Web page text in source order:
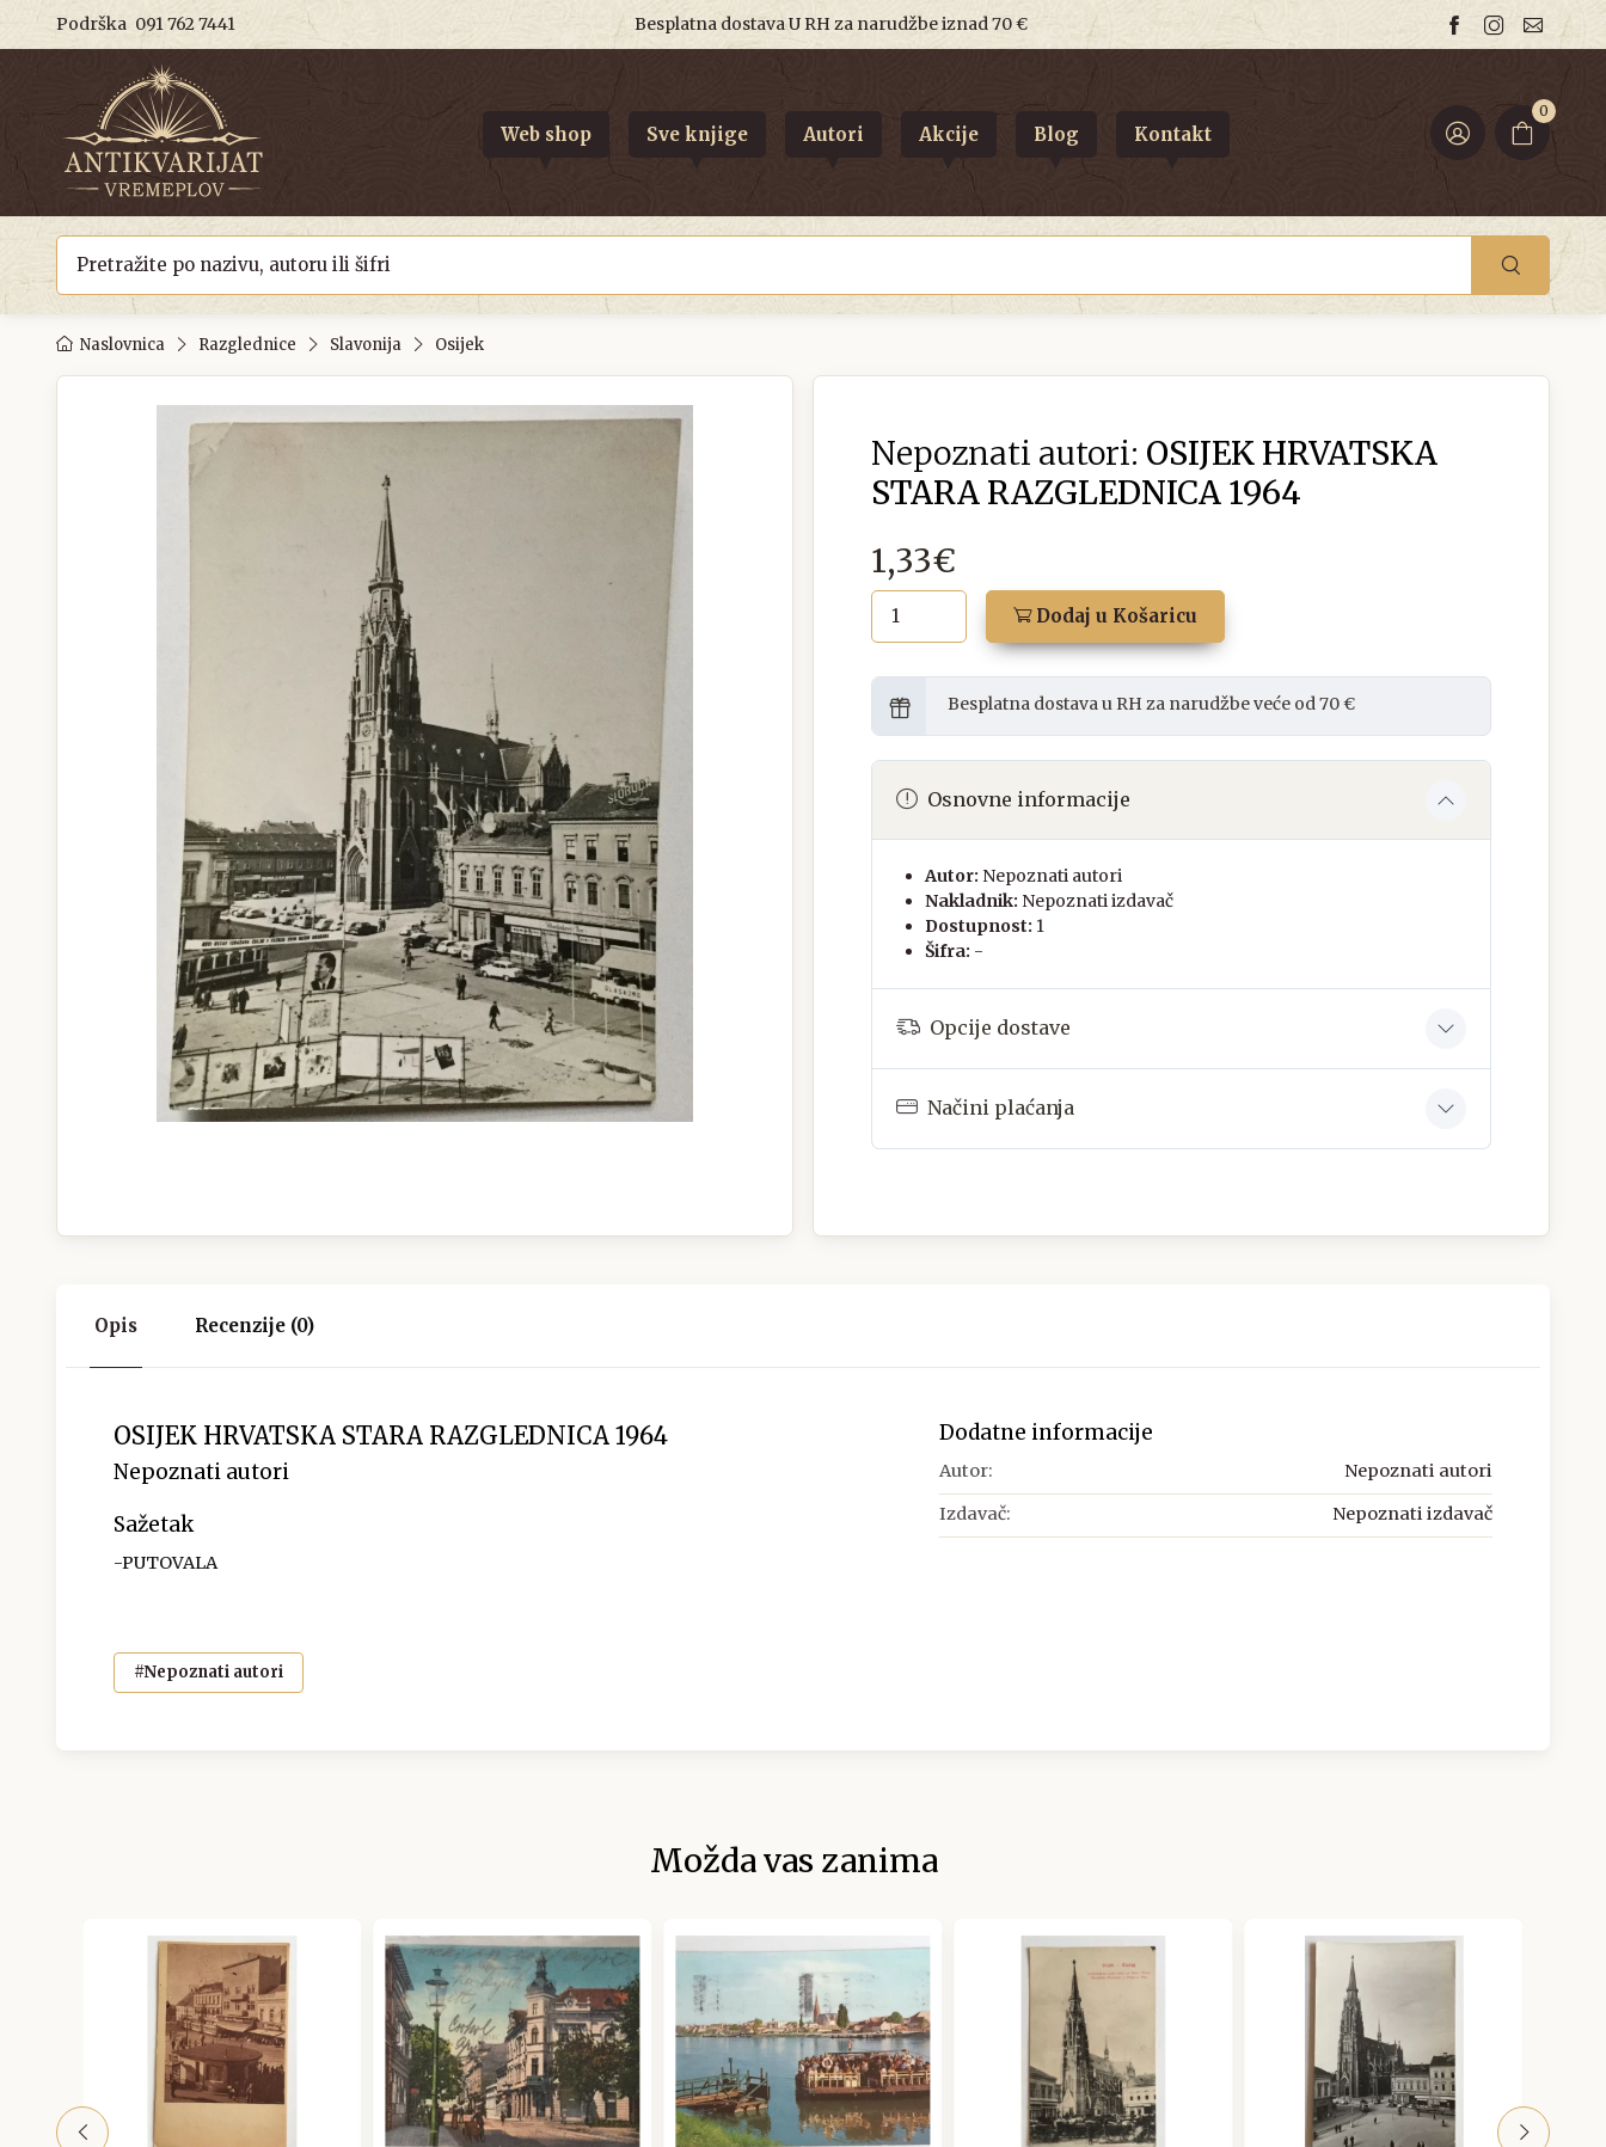
Podrška 091 762 7441 Besplatna dostava U RH za narudžbe iznad 70 €
0
Web shop Sve knjige Autori Akcije Blog Kontakt
Naslovnica Razglednice Slavonija Osijek
Nepoznati autori: OSIJEK HRVATSKA
STARA RAZGLEDNICA 1964
1,33€
Dodaj u Košaricu
Besplatna dostava u RH za narudžbe veće od 70 €
Osnovne informacije
Autor: Nepoznati autori
Nakladnik: Nepoznati izdavač
Dostupnost: 1
Šifra: -
Opcije dostave
Načini plaćanja
Opis Recenzije (0)
OSIJEK HRVATSKA STARA RAZGLEDNICA 1964
Nepoznati autori
Sažetak
-PUTOVALA
#Nepoznati autori
Dodatne informacije
Autor: Nepoznati autori
Izdavač: Nepoznati izdavač
Možda vas zanima